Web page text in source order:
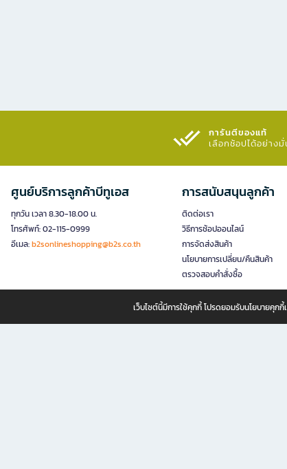
การันตีของแท้
เลือกช้อปได้อย่างมั่
ศูนย์บริการลูกค้าบีทูเอส
ทุกวัน เวลา 8.30-18.00 น.
โทรศัพท์: 02-115-0999
อีเมล:b2sonlineshopping@b2s.co.th
การสนับสนุนลูกค้า
ติดต่อเรา
วิธีการช้อปออนไลน์
การจัดส่งสินค้า
นโยบายการเปลี่ยน/คืนสินค้า
ตรวจสอบคำสั่งซื้อ
เว็บไซต์นี้มีการใช้คุกกี้ โปรดยอมรับนโยบายคุ